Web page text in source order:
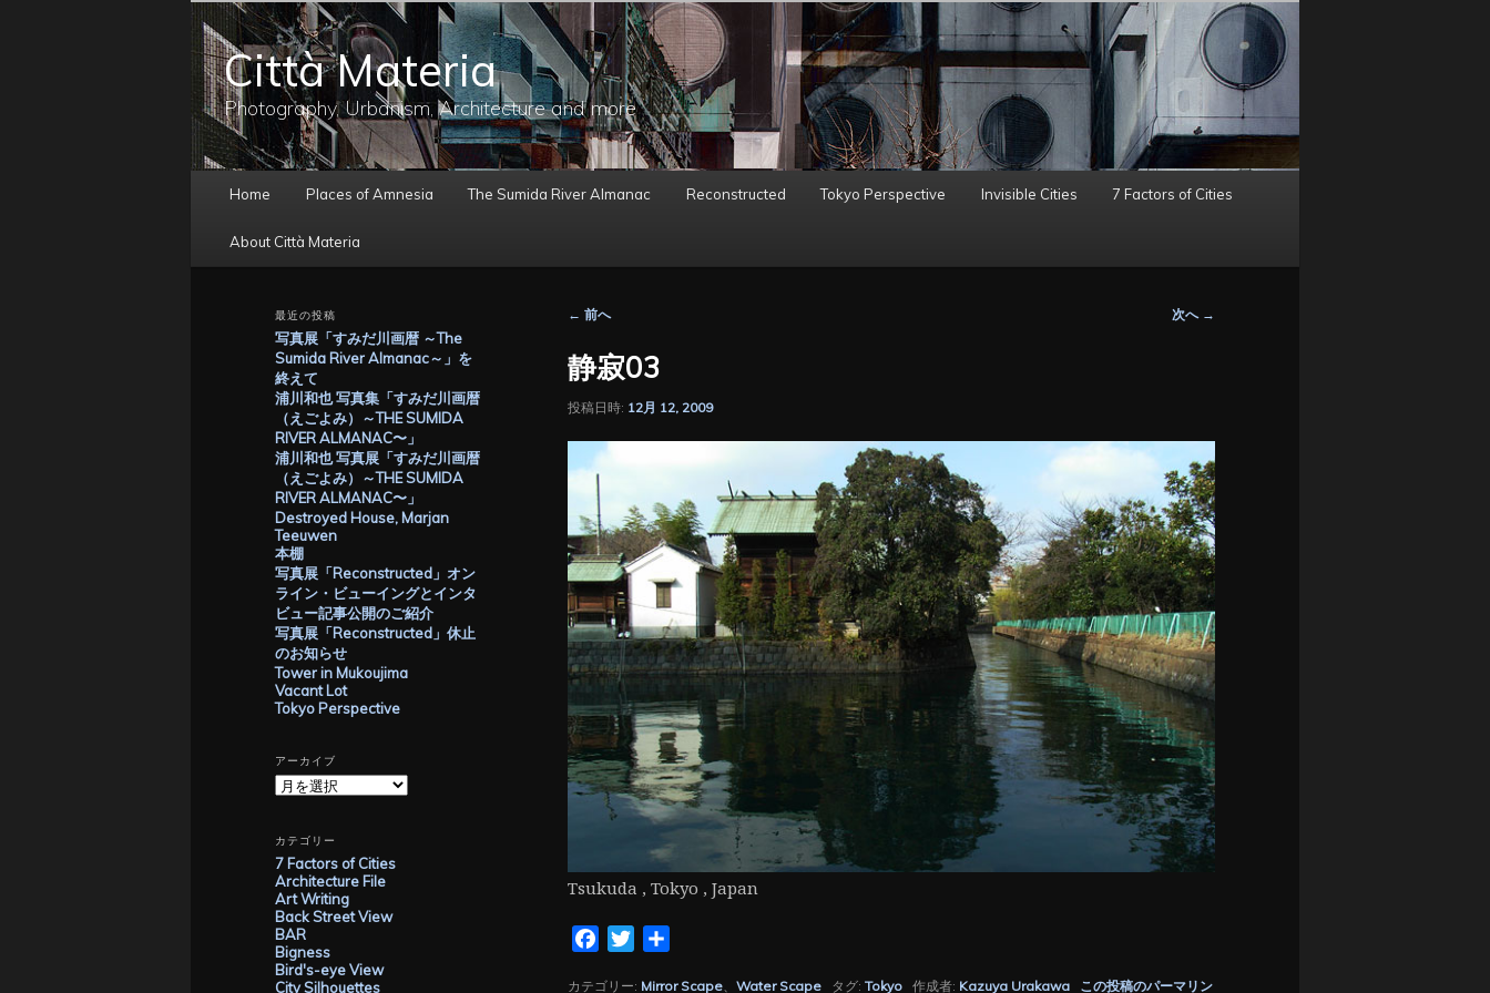
Città Materia
Photography, Urbanism, Architecture and more
ニ
Home Places of Amnesia The Sumida River Almanac Reconstructed Tokyo Perspective Invisible Cities 7 Factors of Cities
About Città Materia
投
ナ
ビ
ゲ
ョ
← 前へ 次へ →
静寂03
投稿日時: 12月 12, 2009
Tsukuda , Tokyo , Japan
FacebookTwitter
カテゴリー: Mirror Scape、 Water Scape タグ: Tokyo 作成者: Kazuya Urakawa この投稿のパーマリン
最近の投稿
写真展「すみだ川画暦 ～The
Sumida River Almanac～」を
終えて
浦川和也 写真集「すみだ川画暦
（えごよみ）～THE SUMIDA
RIVER ALMANAC〜」
浦川和也 写真展「すみだ川画暦
（えごよみ）～THE SUMIDA
RIVER ALMANAC〜」
Destroyed House, Marjan
Teeuwen
本棚
写真展「Reconstructed」オン
ライン・ビューイングとインタ
ビュー記事公開のご紹介
写真展「Reconstructed」休止
のお知らせ
Tower in Mukoujima
Vacant Lot
Tokyo Perspective
アーカイブ
ア
ー
イ
ブ
カテゴリー
7 Factors of Cities
Architecture File
Art Writing
Back Street View
BAR
Bigness
Bird's-eye View
City Silhouettes